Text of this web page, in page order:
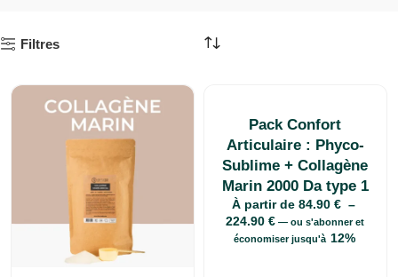
Filtres
Pack Confort
Articulaire : Phyco-
Sublime + Collagène
Marin 2000 Da type 1
À partir de 84.90 € –
224.90€ — ou s'abonner et
économiser jusqu'à 12%